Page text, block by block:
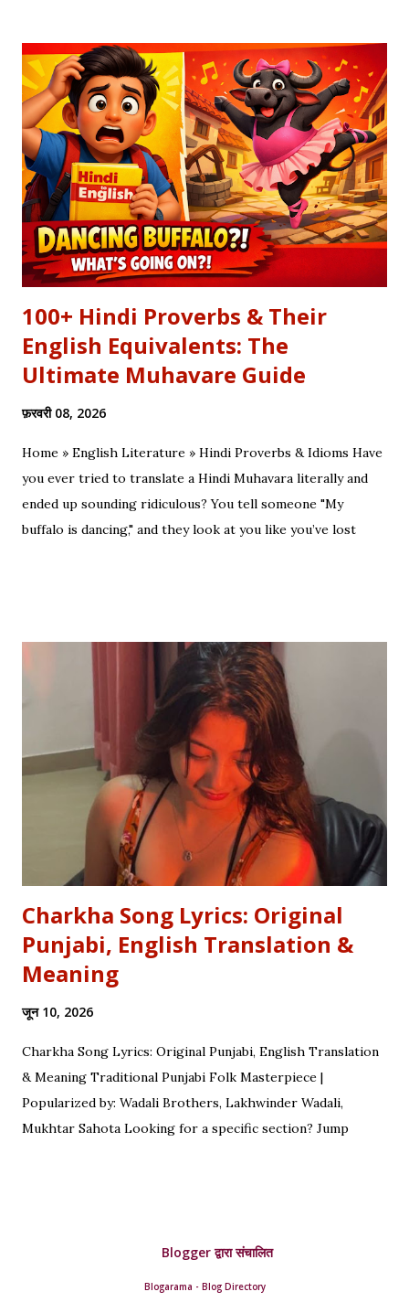
वक्त बदलते देर नहीं लगती। जिस तरह नुसरत फतेह अली खान साहब ने तुम्हें
दिल्लगी भूल जानी पड़ेगी गाकर इश्क़ और इबादत का फर्क समझाया, उसी तरह यह
कलाम हमें 'शुक्र' (Gratitude) का पाठ पढ़ाता है। इस लेख में हम इस कालजयी
रचना के हिंदी बोल (Lyrics), उसके गूढ़ अर्थ और शब्दार्थ को विस्तार से समझेंगे।
...
100+ Hindi Proverbs & Their
English Equivalents: The
Ultimate Muhavare Guide
फ़रवरी 08, 2026
Home » English Literature » Hindi Proverbs & Idioms Have
you ever tried to translate a Hindi Muhavara literally and
ended up sounding ridiculous? You tell someone "My
buffalo is dancing," and they look at you like you’ve lost
Stop Saying "My Buffalo is Dancing"! Learn the correct
English equivalents for famous Hindi idioms before your
next exam. In 2010, the internet struggled to find the
meaning of "Sau sonaar ki, ek lohaar ki." We are here to
settle that debate once and for all. Whether you are a
student eyeing the lucrative RBI Rajbhasha Adhikari Salary
& Job Profile , a scholar researching Vidyapati...
Charkha Song Lyrics: Original
Punjabi, English Translation &
Meaning
जून 10, 2026
Charkha Song Lyrics: Original Punjabi, English Translation
& Meaning Traditional Punjabi Folk Masterpiece |
Popularized by: Wadali Brothers, Lakhwinder Wadali,
Mukhtar Sahota Looking for a specific section? Jump
vekhan nu, Chuk charkha gali de vich paanwan, Ve loka
paane main katdi, Tand teriyan yaadan de paanwan. Charkhe
Blogger द्वारा संचालित
Blogarama - Blog Directory